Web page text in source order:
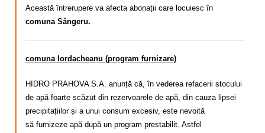
Această întrerupere va afecta abonații care locuiesc în
comuna Sângeru.
comuna Iordacheanu (program furnizare)
HIDRO PRAHOVA S.A. anunță că, în vederea refacerii stocului
de apă foarte scăzut din rezervoarele de apă, din cauza lipsei
precipitațiilor și a unui consum excesiv, este nevoită
să furnizeze apă după un program prestabilit. Astfel